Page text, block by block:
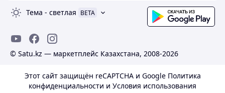
Тема - светлая BETA
© Satu.kz — маркетплейс Казахстана, 2008-2026
Этот сайт защищён reCAPTCHA и Google Политика
конфиденциальности и Условия использования